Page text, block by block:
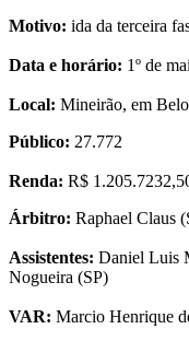
Motivo: ida da terceira
Data e horário: 1º de
Local: Mineirão, em
Público: 27.772
Renda: R$
Árbitro: Raphael Claus
Assistentes: Daniel Luis
Nogueira (SP)
VAR: Marcio Henrique